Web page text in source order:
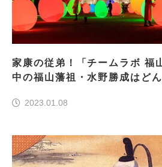
家康の従弟！「チームラボ 福
中の福山藩祖・水野勝成はど
2023.01.08